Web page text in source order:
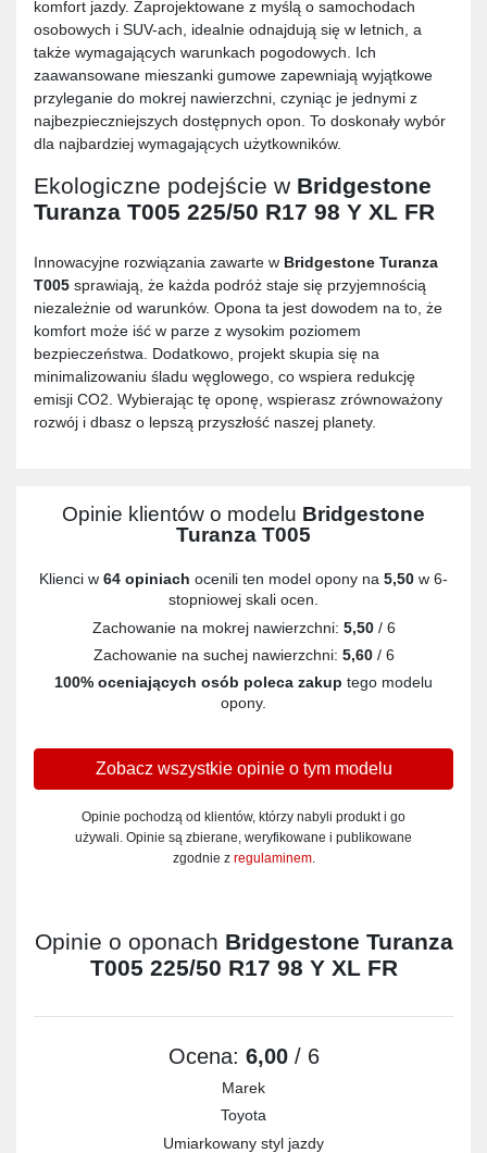
komfort jazdy. Zaprojektowane z myślą o samochodach
osobowych i SUV-ach, idealnie odnajdują się w letnich, a
także wymagających warunkach pogodowych. Ich
zaawansowane mieszanki gumowe zapewniają wyjątkowe
przyleganie do mokrej nawierzchni, czyniąc je jednymi z
najbezpieczniejszych dostępnych opon. To doskonały wybór
dla najbardziej wymagających użytkowników.
Ekologiczne podejście w Bridgestone
Turanza T005 225/50 R17 98 Y XL FR
Innowacyjne rozwiązania zawarte w Bridgestone Turanza
T005 sprawiają, że każda podróż staje się przyjemnością
niezależnie od warunków. Opona ta jest dowodem na to, że
komfort może iść w parze z wysokim poziomem
bezpieczeństwa. Dodatkowo, projekt skupia się na
minimalizowaniu śladu węglowego, co wspiera redukcję
emisji CO2. Wybierając tę oponę, wspierasz zrównoważony
rozwój i dbasz o lepszą przyszłość naszej planety.
Opinie klientów o modelu Bridgestone
Turanza T005
Klienci w 64 opiniach ocenili ten model opony na 5,50 w 6-
stopniowej skali ocen.
Zachowanie na mokrej nawierzchni: 5,50/ 6
Zachowanie na suchej nawierzchni: 5,60/ 6
100% oceniających osób poleca zakup tego modelu
opony.
Zobacz wszystkie opinie o tym modelu
Opinie pochodzą od klientów, którzy nabyli produkt i go
używali. Opinie są zbierane, weryfikowane i publikowane
zgodnie z regulaminem.
Opinie o oponach Bridgestone Turanza
T005 225/50 R17 98 Y XL FR
Ocena: 6,00/ 6
Marek
Toyota
Umiarkowany styl jazdy